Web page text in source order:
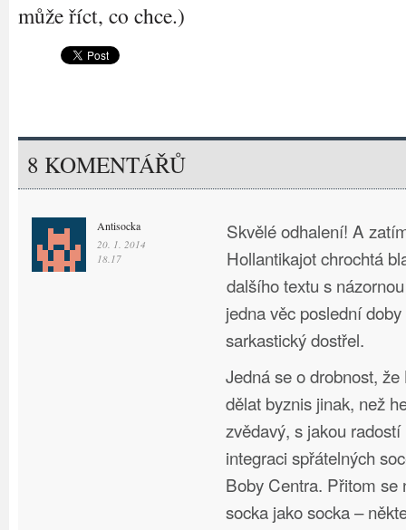
může říct, co chce.)
8 KOMENTÁŘŮ
Antisocka
20. 1. 2014
18.17
Skvělé odhalení! A
Hollantikajot chrochtá
dalšího textu s
jedna věc poslední
sarkastický dostřel.
Jedná se o drobnost,
dělat byznis jinak, než
zvědavý, s jakou
integraci spřátelných
Boby Centra. Přitom
socka jako socka –